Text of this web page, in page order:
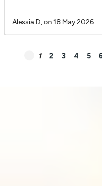
Alessia D, on 18 May 2026
1 2 3 4 5 6